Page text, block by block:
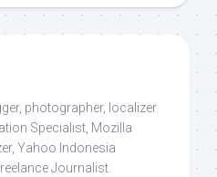
photographer, localizer.
Specialist, Mozilla
Yahoo Indonesia
Journalist.